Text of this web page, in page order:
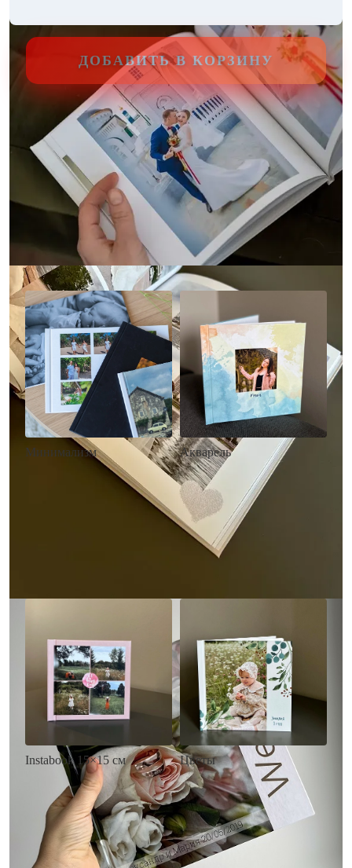
ДОБАВИТЬ В КОРЗИНУ
Другие стили фотокниг
Минимализм Акварель
• Декор в стиле
акварельных красок
• Выбор цвета фона
• Загрузка фото и текста
Заказать
Instabook 15×15 см
• Декор на выбор
• Выбор цвета фона
• Загрузка фото и текста
Заказать
Цветы
• Декор цветы
• Выбор цвета фона
• Загрузка фото и текста
Заказать